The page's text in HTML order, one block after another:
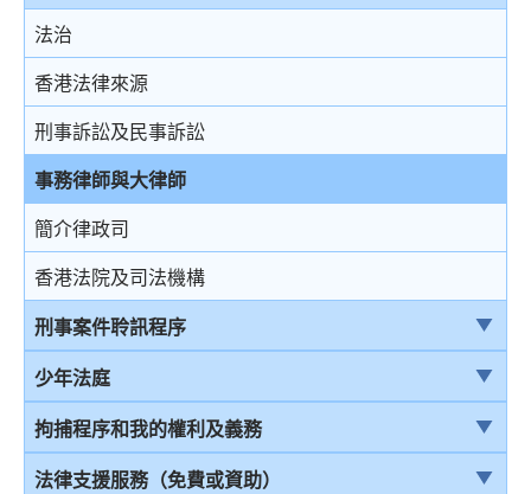
法治
香港法律來源
刑事訴訟及民事訴訟
事務律師與大律師
簡介律政司
香港法院及司法機構
刑事案件聆訊程序
刑事案件一般聆訊程序
經公訴程序定罪及經簡易程序定罪
首次聆訊
少年法庭
少年法庭的司法管轄權
保護少年罪犯
拘捕程序和我的權利及義務
引言
法律支援服務（免費或資助）